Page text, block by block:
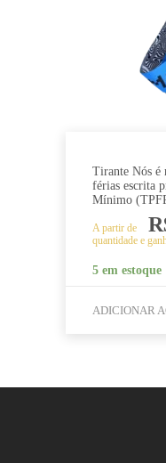
Tirante Nós é
férias escrita
Mínimo
A partir de
quantidade e
5 em estoque
ADICIONAR